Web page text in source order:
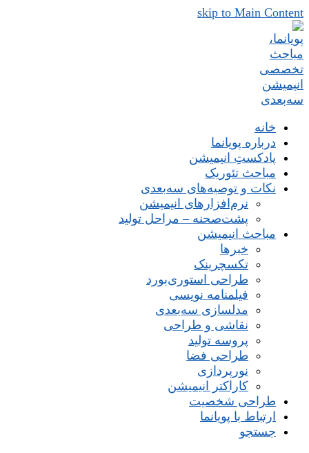
skip to Main Content
خانه
درباره پویانما
پادکستِ انیمیشن
مباحث تئوریک
نکات و توصیه‌های‌ سه‌بعدی
نرم‌افزارهای انیمیشن
پشت‌صحنه – مراحل تولید
مباحث انیمیشن
خبرها
تکسچرینک
طراحی استوری‌بورد
فیلمنامه نویسی
مدلسازی سه‌بعدی
نقاشی و طراحی
پروسه تولید
طراحی فضا
نورپردازی
کاراکتر انیمیشن
طراحی شخصیت
ارتباط با پویانما
جستجو